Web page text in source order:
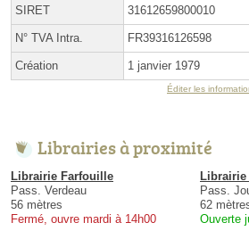
SIRET 31612659800010
N° TVA Intra. FR39316126598
Création 1 janvier 1979
Éditer les
Librairies à proximité
Librairie Farfouille
Pass. Verdeau
56 mètres
Fermé, ouvre mardi à 14h00
Librairie
Pass.
62
Ouverte